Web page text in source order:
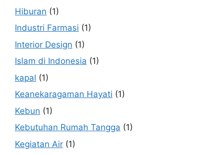
Hiburan (1)
Industri Farmasi (1)
Interior Design (1)
Islam di Indonesia (1)
kapal (1)
Keanekaragaman Hayati (1)
Kebun (1)
Kebutuhan Rumah Tangga (1)
Kegiatan Air (1)